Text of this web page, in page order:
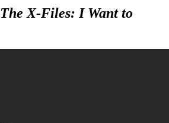
The X-Files: I Want to